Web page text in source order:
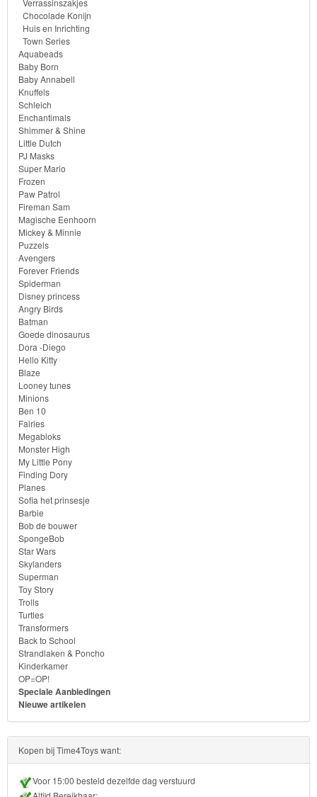
Little
Dutch
PJ
Masks
Super
Mario
Frozen
Paw
Patrol
Fireman
Sam
Magische
Eenhoorn
Mickey
&
Minnie
Puzzels
Avengers
Forever
Friends
Spiderman
Disney
princess
Angry
Birds
Batman
Goede
dinosaurus
Dora
Verrassinszakjes
Chocolade Konijn
Huis en Inrichting
Town Series
Aquabeads
Baby Born
Baby Annabell
Knuffels
Schleich
Enchantimals
Shimmer & Shine
Little Dutch
PJ Masks
Super Mario
Frozen
Paw Patrol
Fireman Sam
Magische Eenhoorn
Mickey & Minnie
Puzzels
Avengers
Forever Friends
Spiderman
Disney princess
Angry Birds
Batman
Goede dinosaurus
Dora -Diego
Hello Kitty
Blaze
Looney tunes
Minions
Ben 10
Fairies
Megabloks
Monster High
My Little Pony
Finding Dory
Planes
Sofia het prinsesje
Barbie
Bob de bouwer
SpongeBob
Star Wars
Skylanders
Superman
Toy Story
Trolls
Turtles
Transformers
Back to School
Strandlaken & Poncho
Kinderkamer
OP=OP!
Speciale Aanbiedingen
Nieuwe artikelen
Kopen bij Time4Toys want:
Voor 15:00 besteld dezelfde dag verstuurd